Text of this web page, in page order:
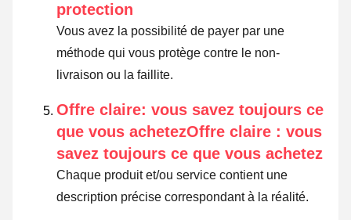
protection
Vous avez la possibilité de payer par une
méthode qui vous protège contre le non-
livraison ou la faillite.
Offre claire: vous savez toujours ce
que vous achetezOffre claire : vous
savez toujours ce que vous achetez
Chaque produit et/ou service contient une
description précise correspondant à la réalité.